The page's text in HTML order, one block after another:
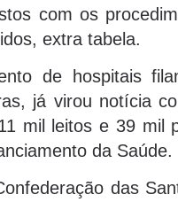
com os
extra tabela.
de hospitais
já virou notícia
mil leitos e 39 mil
da Saúde.
das